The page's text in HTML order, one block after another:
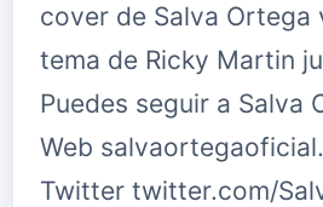
cover de Salva Ortega
tema de Ricky Martin
Puedes seguir a Salva
Web
Twitter twitter.com/